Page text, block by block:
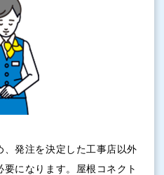
発注を決定した工事店以外
になります。屋根コネクト